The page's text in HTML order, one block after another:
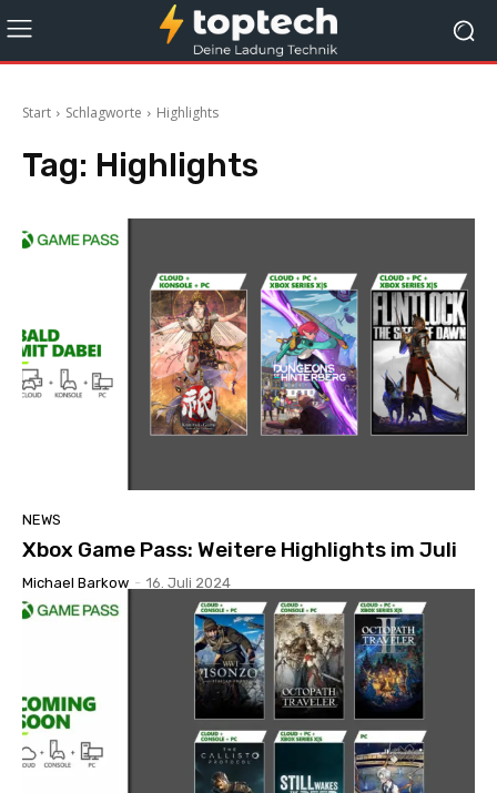
Start Schlagworte Highlights
Tag: Highlights
NEWS
Xbox Game Pass: Weitere Highlights im Juli
Michael Barkow - 16. Juli 2024